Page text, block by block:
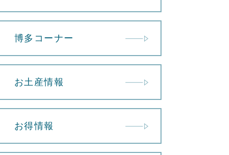
博多コーナー
お土産情報
お得情報